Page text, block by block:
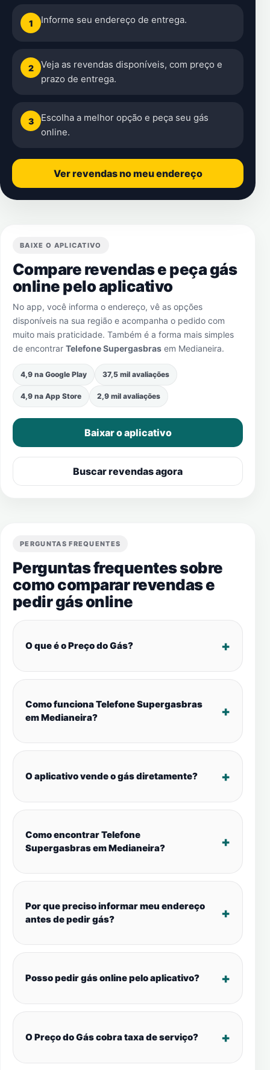
1 Informe seu endereço de entrega.
2
Veja as revendas disponíveis, com preço e
prazo de entrega.
3
Escolha a melhor opção e peça seu gás
online.
Ver revendas no meu endereço
BAIXE O APLICATIVO
Compare revendas e peça gás
online pelo aplicativo
No app, você informa o endereço, vê as opções
disponíveis na sua região e acompanha o pedido com
muito mais praticidade. Também é a forma mais simples
de encontrar Telefone Supergasbras em Medianeira.
4,9 na Google Play 37,5 mil avaliações
4,9 na App Store 2,9 mil avaliações
Baixar o aplicativo
Buscar revendas agora
PERGUNTAS FREQUENTES
Perguntas frequentes sobre
como comparar revendas e
pedir gás online
O que é o Preço do Gás?
Como funciona Telefone Supergasbras
em Medianeira?
O aplicativo vende o gás diretamente?
Como encontrar Telefone
Supergasbras em Medianeira?
Por que preciso informar meu endereço
antes de pedir gás?
Posso pedir gás online pelo aplicativo?
O Preço do Gás cobra taxa de serviço?